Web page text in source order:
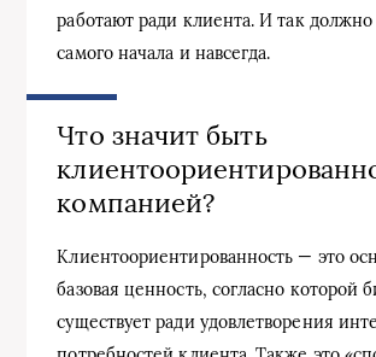
работают ради клиента. И так должно
самого начала и навсегда.
Что значит быть
компанией?
Клиентоориентированность — это
базовая ценность, согласно которой
существует ради удовлетворения